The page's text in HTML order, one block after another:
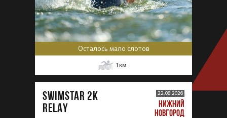
Осталось мало слотов
1 км
SWIMSTAR 2K
RELAY
22.08.2026
НИЖНИЙ
НОВГОРОД